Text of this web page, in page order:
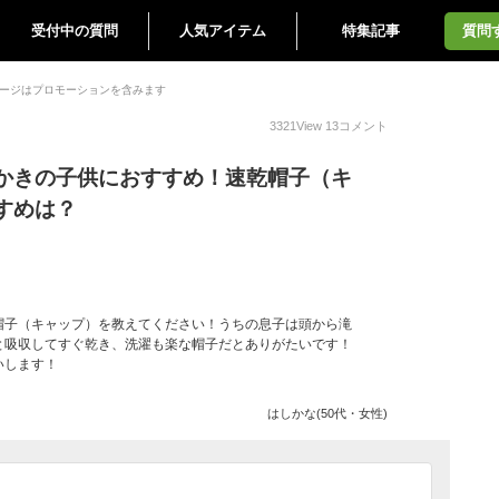
受付中の質問 人気アイテム 特集記事 質問
ジはプロモーションを含みます
3321View 13コメント
きの子供におすすめ！速乾帽子（キ
めは？
（キャップ）を教えてください！うちの息子は頭から滝
収してすぐ乾き、洗濯も楽な帽子だとありがたいです！
ます！
はしかな(50代・女性)